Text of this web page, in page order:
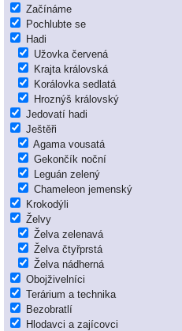
Začínáme
Pochlubte se
Hadi
Užovka červená
Krajta královská
Korálovka sedlatá
Hroznýš královský
Jedovatí hadi
Ještěři
Agama vousatá
Gekončík noční
Leguán zelený
Chameleon jemenský
Krokodýli
Želvy
Želva zelenavá
Želva čtyřprstá
Želva nádherná
Obojživelníci
Terárium a technika
Bezobratlí
Hlodavci a zajícovci